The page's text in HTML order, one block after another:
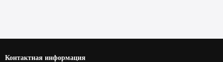
Контактная информация